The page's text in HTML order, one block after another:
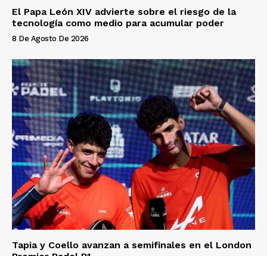
El Papa León XIV advierte sobre el riesgo de la
tecnología como medio para acumular poder
8 De Agosto De 2026
Tapia y Coello avanzan a semifinales en el London